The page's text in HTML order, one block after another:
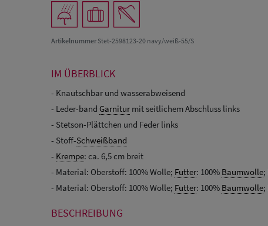
ArtikelnummerStet-2598123-20 navy/weiß-55/S
IM ÜBERBLICK
- Knautschbar und wasserabweisend
- Leder-band Garnitur mit seitlichem Abschluss links
- Stetson-Plättchen und Feder links
- Stoff-Schweißband
- Krempe: ca. 6,5 cm breit
- Material: Oberstoff: 100% Wolle; Futter: 100% Baumwolle;
- Material: Oberstoff: 100% Wolle; Futter: 100% Baumwolle;
BESCHREIBUNG